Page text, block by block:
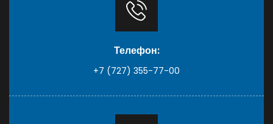
Телефон:
+7 (727) 355-77-00